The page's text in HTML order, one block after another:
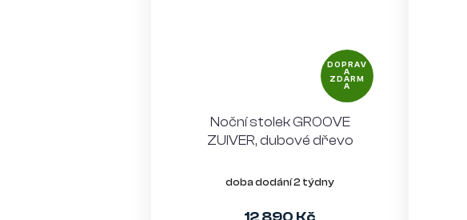
DOPRAV
A
ZDARM
A
Noční stolek GROOVE
ZUIVER, dubové dřevo
doba dodání 2 týdny